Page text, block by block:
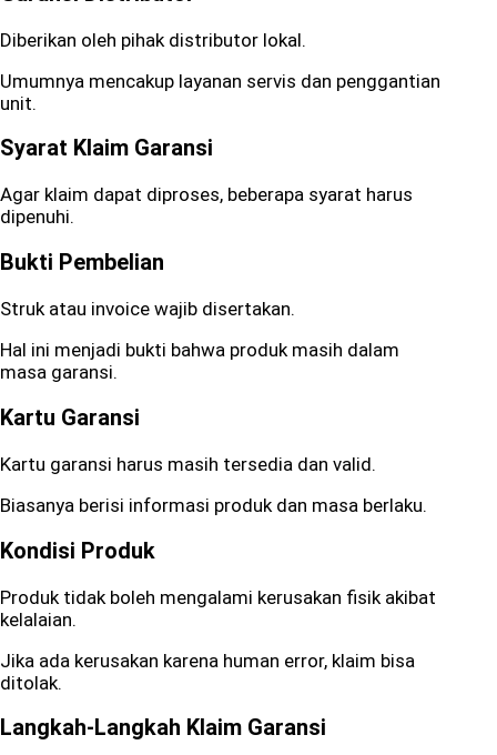
Diberikan oleh pihak distributor lokal.
Umumnya mencakup layanan servis dan penggantian
unit.
Syarat Klaim Garansi
Agar klaim dapat diproses, beberapa syarat harus
dipenuhi.
Bukti Pembelian
Struk atau invoice wajib disertakan.
Hal ini menjadi bukti bahwa produk masih dalam
masa garansi.
Kartu Garansi
Kartu garansi harus masih tersedia dan valid.
Biasanya berisi informasi produk dan masa berlaku.
Kondisi Produk
Produk tidak boleh mengalami kerusakan fisik akibat
kelalaian.
Jika ada kerusakan karena human error, klaim bisa
ditolak.
Langkah-Langkah Klaim Garansi